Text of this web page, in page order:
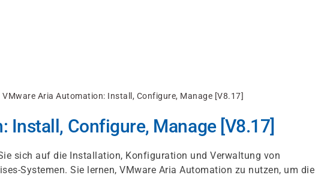
VMware Aria Automation: Install, Configure, Manage [V8.17]
Install, Configure, Manage [V8.17]
sich auf die Installation, Konfiguration und Verwaltung von
Systemen. Sie lernen, VMware Aria Automation zu nutzen, um die